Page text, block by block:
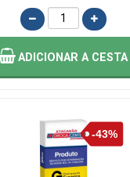
ADICIONARA CESTA